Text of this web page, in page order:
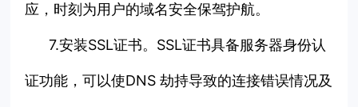
应，时刻为用户的域名安全保驾护航。
7.安装SSL证书。SSL证书具备服务器身份认
证功能，可以使DNS 劫持导致的连接错误情况及